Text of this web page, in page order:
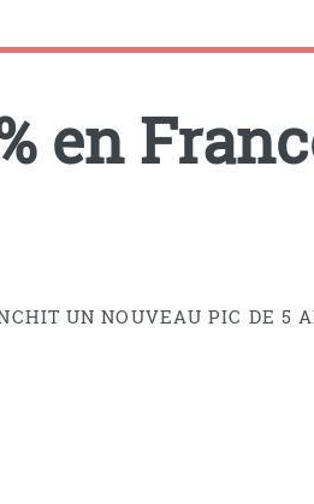
en
UN NOUVEAU PIC DE 5